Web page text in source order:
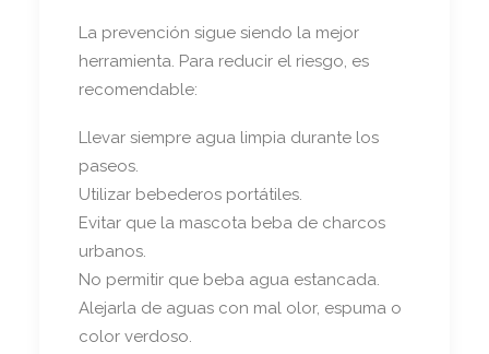
La prevención sigue siendo la mejor
herramienta. Para reducir el riesgo, es
recomendable:
Llevar siempre agua limpia durante los
paseos.
Utilizar bebederos portátiles.
Evitar que la mascota beba de charcos
urbanos.
No permitir que beba agua estancada.
Alejarla de aguas con mal olor, espuma o
color verdoso.